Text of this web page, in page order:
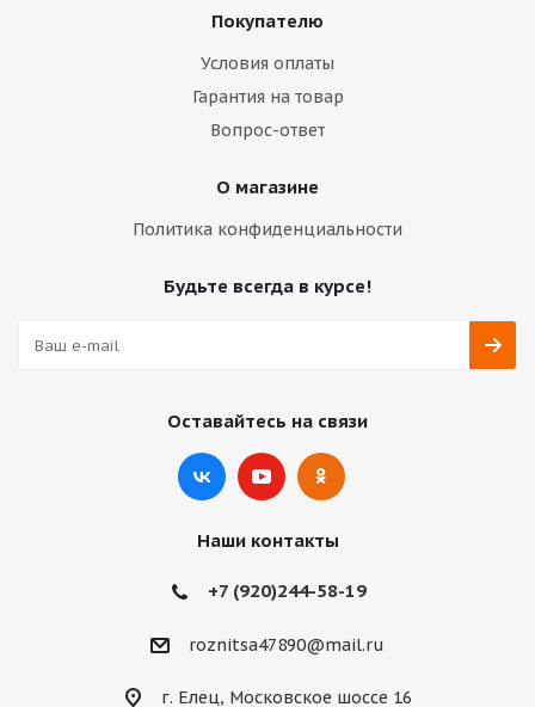
Покупателю
Условия оплаты
Гарантия на товар
Вопрос-ответ
О магазине
Политика конфиденциальности
Будьте всегда в курсе!
Оставайтесь на связи
Наши контакты
+7 (920)244-58-19
roznitsa47890@mail.ru
г. Елец, Московское шоссе 16